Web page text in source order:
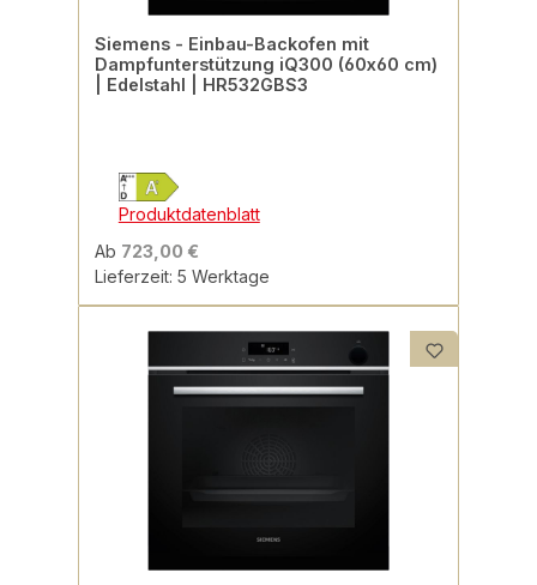
Siemens - Einbau-Backofen mit
Dampfunterstützung iQ300 (60x60 cm)
| Edelstahl | HR532GBS3
Produktdatenblatt
Ab 723,00 €
Lieferzeit: 5 Werktage